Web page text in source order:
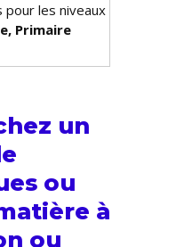
pour les niveaux
Primaire
un
ou
à
ou